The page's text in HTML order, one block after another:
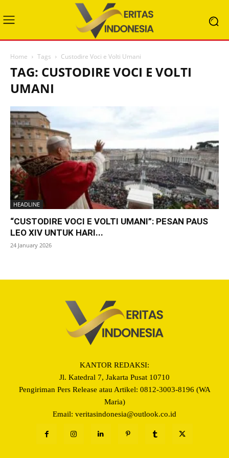
Home Tags Custodire Voci e Volti Umani
TAG: CUSTODIRE VOCI E VOLTI
UMANI
HEADLINE
“CUSTODIRE VOCI E VOLTI UMANI”: PESAN PAUS
LEO XIV UNTUK HARI...
24 January 2026
KANTOR REDAKSI:
Jl. Katedral 7, Jakarta Pusat 10710
Pengiriman Pers Release atau Artikel: 0812-3003-8196 (WA
Maria)
Email: veritasindonesia@outlook.co.id